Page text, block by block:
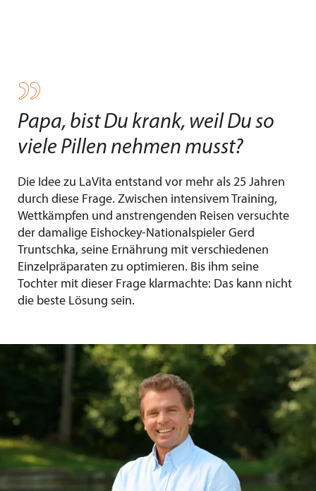
Papa, bist Du krank, weil Du so
viele Pillen nehmen musst?
Die Idee zu LaVita entstand vor mehr als 25 Jahren
durch diese Frage. Zwischen intensivem Training,
Wettkämpfen und anstrengenden Reisen versuchte
der damalige Eishockey-Nationalspieler Gerd
Truntschka, seine Ernährung mit verschiedenen
Einzelpräparaten zu optimieren. Bis ihm seine
Tochter mit dieser Frage klarmachte: Das kann nicht
die beste Lösung sein.